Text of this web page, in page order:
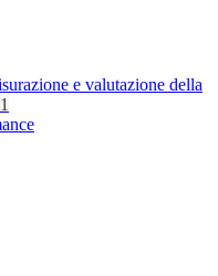
e valutazione della
1